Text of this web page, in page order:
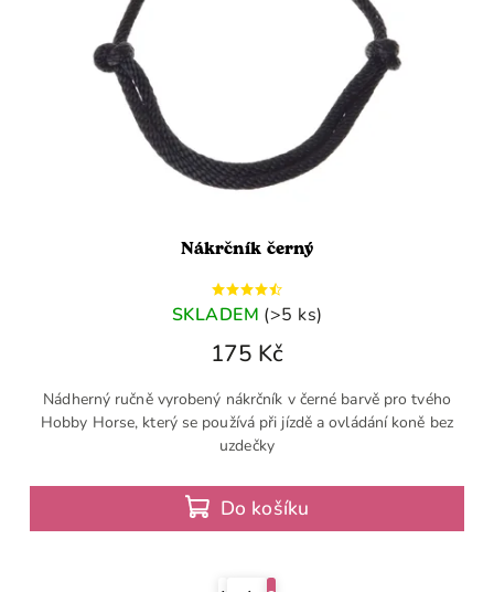
Nákrčník černý
SKLADEM (>5 ks)
175 Kč
Do košíku
Nádherný ručně vyrobený nákrčník v černé barvě pro tvého
Hobby Horse, který se používá při jízdě a ovládání koně bez
uzdečky